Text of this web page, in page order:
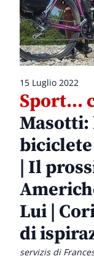
15 Luglio 2022
Sport…
| Il
Lui |
di
servizis di